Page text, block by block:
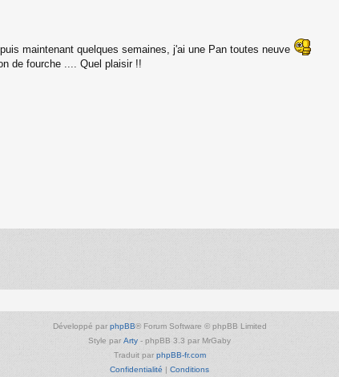
maintenant quelques semaines, j'ai une Pan toutes neuve
de fourche .... Quel plaisir !!
Développé parphpBB® Forum Software © phpBB Limited
Style par Arty - phpBB 3.3 par MrGaby
Traduit par phpBB-fr.com
Confidentialité | Conditions